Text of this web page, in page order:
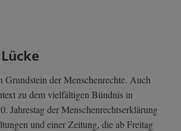
Grundstein der Menschenrechte. Auch
zu dem vielfältigen Bündnis in
Jahrestag der Menschenrechtserklärung
und einer Zeitung, die ab Freitag